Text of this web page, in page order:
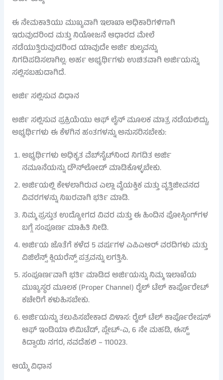
ಈ ನೇಮಕಾತಿಯು ಮುಖ್ಯವಾಗಿ ಇಲಾಖಾ ಅಧಿಕಾರಿಗಳಿಗಾಗಿ
ಇರುವುದರಿಂದ ಮತ್ತು ನಿಯೋಜನೆ ಆಧಾರದ ಮೇಲೆ
ನಡೆಯುತ್ತಿರುವುದರಿಂದ ಯಾವುದೇ ಅರ್ಜಿ ಶುಲ್ಕವನ್ನು
ನಿಗದಿಪಡಿಸಲಾಗಿಲ್ಲ. ಅರ್ಹ ಅಭ್ಯರ್ಥಿಗಳು ಉಚಿತವಾಗಿ ಅರ್ಜಿಯನ್ನು
ಸಲ್ಲಿಸಬಹುದಾಗಿದೆ.
ಅರ್ಜಿ ಸಲ್ಲಿಸುವ ವಿಧಾನ
ಅರ್ಜಿ ಸಲ್ಲಿಸುವ ಪ್ರಕ್ರಿಯೆಯು ಆಫ್ ಲೈನ್ ಮೂಲಕ ಮಾತ್ರ ನಡೆಯಲಿದ್ದು,
ಅಭ್ಯರ್ಥಿಗಳು ಈ ಕೆಳಗಿನ ಹಂತಗಳನ್ನು ಅನುಸರಿಸಬೇಕು:
ಅಭ್ಯರ್ಥಿಗಳು ಅಧಿಕೃತ ವೆಬ್‌ಸೈಟ್‌ನಿಂದ ನಿಗದಿತ ಅರ್ಜಿ
ನಮೂನೆಯನ್ನು ಡೌನ್‌ಲೋಡ್ ಮಾಡಿಕೊಳ್ಳಬೇಕು.
ಅರ್ಜಿಯಲ್ಲಿ ಕೇಳಲಾಗಿರುವ ಎಲ್ಲಾ ವೈಯಕ್ತಿಕ ಮತ್ತು ವೃತ್ತಿಜೀವನದ
ವಿವರಗಳನ್ನು ನಿಖರವಾಗಿ ಭರ್ತಿ ಮಾಡಿ.
ನಿಮ್ಮ ಪ್ರಸ್ತುತ ಉದ್ಯೋಗದ ವಿವರ ಮತ್ತು ಈ ಹಿಂದಿನ ಪೋಸ್ಟಿಂಗ್‌ಗಳ
ಬಗ್ಗೆ ಸಂಪೂರ್ಣ ಮಾಹಿತಿ ನೀಡಿ.
ಅರ್ಜಿಯ ಜೊತೆಗೆ ಕಳೆದ 5 ವರ್ಷಗಳ ಎಪಿಎಆರ್ ವರದಿಗಳು ಮತ್ತು
ವಿಜಿಲೆನ್ಸ್ ಕ್ಲಿಯರೆನ್ಸ್ ಪತ್ರವನ್ನು ಲಗತ್ತಿಸಿ.
ಸಂಪೂರ್ಣವಾಗಿ ಭರ್ತಿ ಮಾಡಿದ ಅರ್ಜಿಯನ್ನು ನಿಮ್ಮ ಇಲಾಖೆಯ
ಮುಖ್ಯಸ್ಥರ ಮೂಲಕ (Proper Channel) ರೈಲ್ ಟೆಲ್ ಕಾರ್ಪೊರೇಟ್
ಕಚೇರಿಗೆ ಕಳುಹಿಸಬೇಕು.
ಅರ್ಜಿಯನ್ನು ತಲುಪಿಸಬೇಕಾದ ವಿಳಾಸ: ರೈಲ್ ಟೆಲ್ ಕಾರ್ಪೊರೇಷನ್
ಆಫ್ ಇಂಡಿಯಾ ಲಿಮಿಟೆಡ್, ಪ್ಲೇಟ್-ಎ, 6 ನೇ ಮಹಡಿ, ಈಸ್ಟ್
ಕಿದ್ವಾಯಿ ನಗರ, ನವದೆಹಲಿ – 110023.
ಆಯ್ಕೆ ವಿಧಾನ